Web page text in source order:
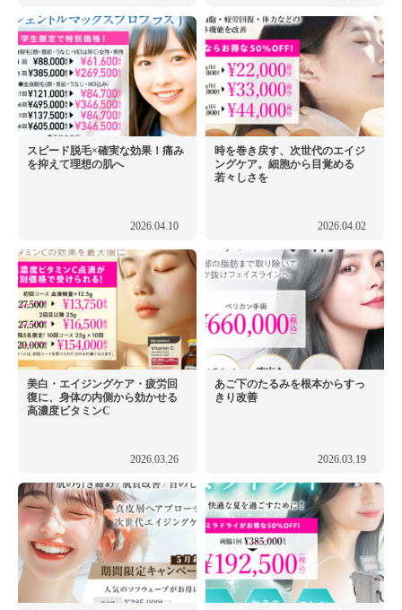
スピード脱毛×確実な効果！痛み
を抑えて理想の肌へ
2026.04.10
時を巻き戻す、次世代のエイジ
ングケア。細胞から目覚める
若々しさを
2026.04.02
美白・エイジングケア・疲労回
復に、身体の内側から効かせる
高濃度ビタミンC
2026.03.26
あご下のたるみを根本からすっ
きり改善
2026.03.19